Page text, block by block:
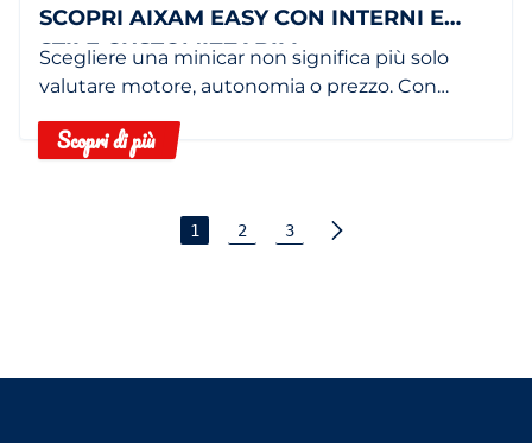
SCOPRI AIXAM EASY CON INTERNI E
STILE CUSTOMIZZABILI
Scegliere una minicar non significa più solo
valutare motore, autonomia o prezzo. Con
personalizzandolo in base al tuo stile.
Scopri di più
1 2 3